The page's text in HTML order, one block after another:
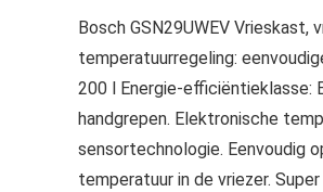
Bosch GSN29UWEV
temperatuurregeling:
200 l Energie-efficiëntieklasse:
handgrepen. Elektronische
sensortechnologie. Eenvoudig
temperatuur in de vriezer.